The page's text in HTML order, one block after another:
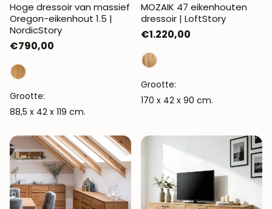
Hoge dressoir van massief
Oregon-eikenhout 1.5 |
NordicStory
Normale
prijs
€790,00
Grootte:
88,5 x 42 x 119 cm.
MOZAIK 47 eikenhouten
dressoir | LoftStory
Normale
prijs
€1.220,00
Grootte:
170 x 42 x 90 cm.